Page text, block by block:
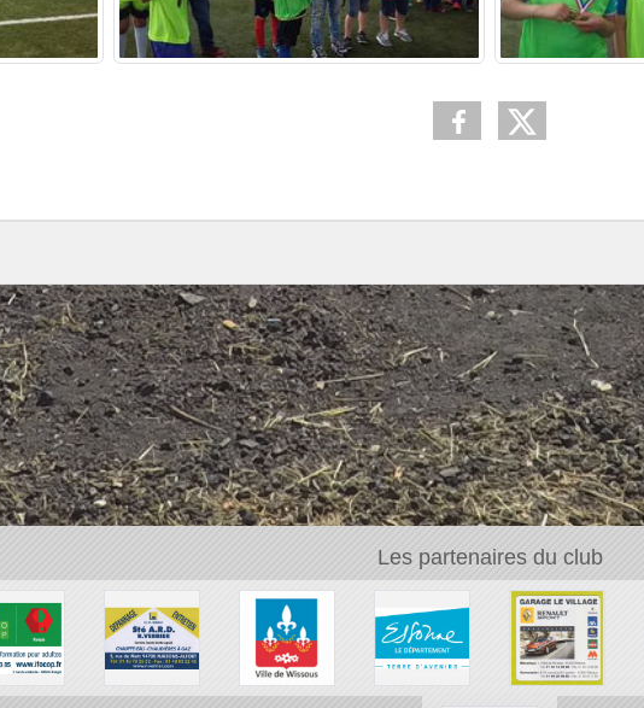
Les partenaires du club